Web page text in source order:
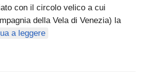
con il circolo velico a cui
della Vela di Venezia) la
a leggere